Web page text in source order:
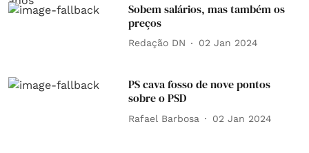
Sobem salários, mas também os
preços
Redação DN 02 Jan 2024
PS cava fosso de nove pontos
sobre o PSD
Rafael Barbosa 02 Jan 2024